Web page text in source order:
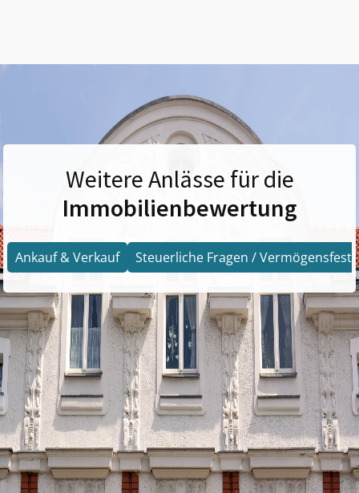
Weitere Anlässe für die
Immobilienbewertung
Ankauf & Verkauf Steuerliche Fragen /